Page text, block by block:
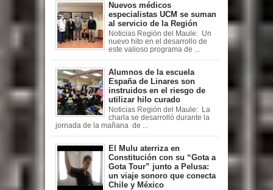
Nuevos médicos
especialistas UCM se suman
al servicio de la Región
Noticias Región del Maule: Un
nuevo hito en el desarrollo de
este valioso programa de ...
Alumnos de la escuela
España de Linares son
instruidos en el riesgo de
utilizar hilo curado
Noticias Región del Maule: La
charla se desarrolló durante la
jornada de la mañana de ...
El Mulu aterriza en
Constitución con su “Gota a
Gota Tour” junto a Pelusa:
un viaje sonoro que conecta
Chile y México